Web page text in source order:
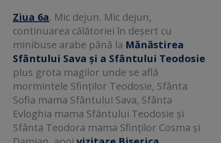
Ziua 6a. Mic dejun. Mic dejun,
continuarea călătoriei în deșert cu
minibuse arabe până la Mănăstirea
Sfântului Sava și a Sfântului Teodosie
plus grota magilor unde se află
mormintele Sfinților Teodosie, Sfânta
Sofia mama Sfântului Sava, Sfânta
Evloghia mama Sfântului Teodosie și
Sfânta Teodora mama Sfinților Cosma și